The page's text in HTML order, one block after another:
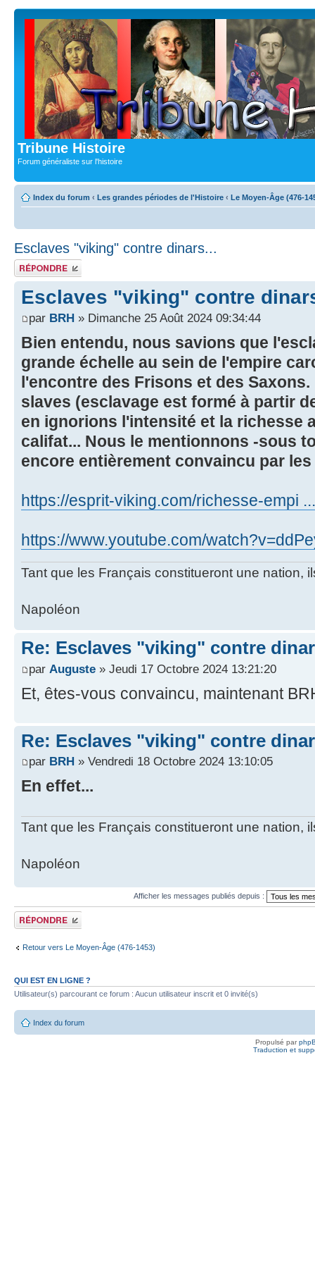
Tribune Histoire
Forum généraliste sur l'histoire
Index du forum ‹ Les grandes périodes de l'Histoire ‹ Le Moyen-Âge (476-
Esclaves "viking" contre dinars...
Publier une
réponse
Esclaves "viking" contre
par BRH » Dimanche 25 Août 2024 09:34:44
Bien entendu, nous savions que
grande échelle au sein de l'empire
l'encontre des Frisons et des
slaves (esclavage est formé à partir
en ignorions l'intensité et la richesse
califat... Nous le mentionnons -sous
encore entièrement convaincu par
https://esprit-viking.com/richesse-empi
https://www.youtube.com/
Tant que les Français constitueront une nation,
Napoléon
Re: Esclaves "viking" contre
par Auguste » Jeudi 17 Octobre 2024 13:21:20
Et, êtes-vous convaincu, maintenant
Re: Esclaves "viking" contre
par BRH » Vendredi 18 Octobre 2024 13:10:05
En effet...
Tant que les Français constitueront une nation,
Napoléon
Afficher les messages publiés depuis :
Publier une
réponse
Retour vers Le Moyen-Âge (476-1453)
QUI EST EN LIGNE ?
Utilisateur(s) parcourant ce forum : Aucun utilisateur inscrit et 0 invité(s)
Index du forum
Propulsé par
Traduction et